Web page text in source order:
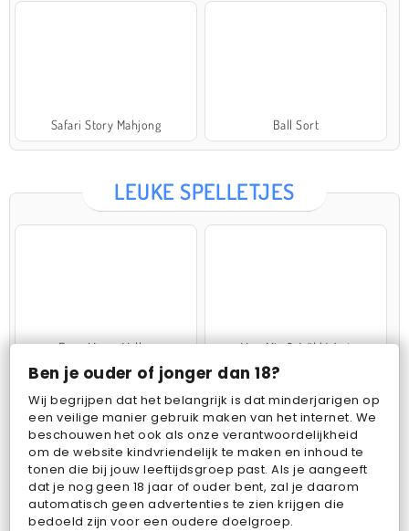
Ben je ouder of jonger dan 18?
Wij begrijpen dat het belangrijk is dat minderjarigen op
een veilige manier gebruik maken van het internet. We
beschouwen het ook als onze verantwoordelijkheid
om de website kindvriendelijk te maken en inhoud te
tonen die bij jouw leeftijdsgroep past. Als je aangeeft
dat je nog geen 18 jaar of ouder bent, zal je daarom
automatisch geen advertenties te zien krijgen die
bedoeld zijn voor een oudere doelgroep.
Safari Story Mahjong Ball Sort
LEUKE SPELLETJES
Farm Merge Valley VegaMix 2: Wild West
Pop Fruit Bubbits